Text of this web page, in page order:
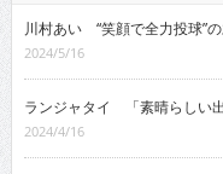
川村あい “笑顔で全力投球”
2024/5/16
ランジャタイ 「素晴らしい
2024/4/16